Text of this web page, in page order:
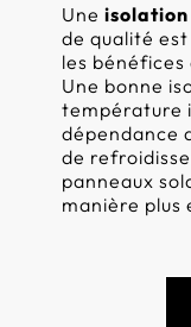
Une
de qualité
les bénéfices
Une bonne
température
dépendance
de
panneaux
manière plus